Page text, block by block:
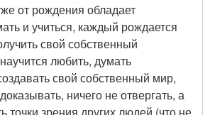
от рождения обладает
и учиться, каждый рождается
свой собственный
любить, думать
свой собственный мир,
ничего не отвергать, а
точки зрения других людей (что не